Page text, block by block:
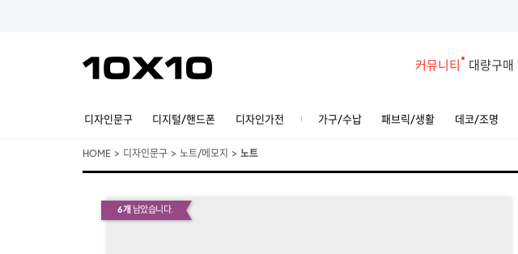
커뮤니티 대량구매
디자인문구 디지털/핸드폰 디자인가전 가구/수납 패브릭/생활 데코/조명
HOME > 디자인문구 > 노트/메모지 > 노트
6개 남았습니다.